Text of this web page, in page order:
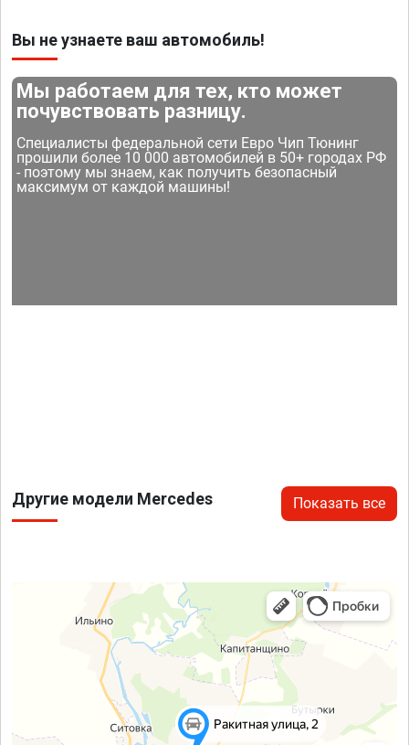
Вы не узнаете ваш автомобиль!
Мы работаем для тех, кто может
почувствовать разницу.
Специалисты федеральной сети Евро Чип Тюнинг
прошили более 10 000 автомобилей в 50+ городах РФ
- поэтому мы знаем, как получить безопасный
максимум от каждой машины!
Другие модели Mercedes Показать все